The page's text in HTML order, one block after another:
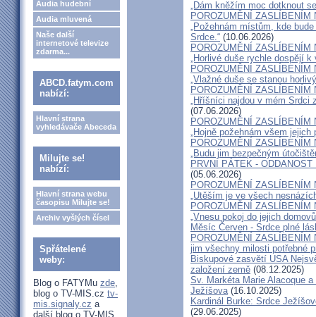
Audia hudební
Audia mluvená
Naše další
internetové televize
zdarma...
ABCD.fatym.com
nabízí:
Hlavní strana
vyhledávače Abeceda
Milujte se!
nabízí:
Hlavní strana webu
časopisu Milujte se!
Archiv vyšlých čísel
Spřátelené
weby:
Blog o FATYMu zde,
blog o TV-MIS.cz tv-
mis.signaly.cz a
další blog o TV-MIS
„Dám kněžím moc dotknout
POROZUMĚNÍ
„Požehnám místům, kde
Srdce.“ (10.06.2026)
POROZUMĚNÍ
„Horlivé duše rychle dospějí
POROZUMĚNÍ
„Vlažné duše se stanou
POROZUMĚNÍ
„Hříšníci najdou v mém Srdci
(07.06.2026)
POROZUMĚNÍ
„Hojně požehnám všem jejich
POROZUMĚNÍ
„Budu jim bezpečným
PRVNÍ PÁTEK -
(05.06.2026)
POROZUMĚNÍ
„Utěším je ve všech
POROZUMĚNÍ
„Vnesu pokoj do jejich
Měsíc Červen - Srdce plné
POROZUMĚNÍ ZASLÍBENÍM
jim všechny milosti potřebné
Biskupové zasvětí USA
založení země (08.12.2025)
Sv. Markéta Marie Alacoque
Ježíšova(16.10.2025)
Kardinál Burke: Srdce
(29.06.2025)